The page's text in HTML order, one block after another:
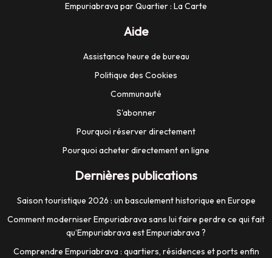
Empuriabrava par Quartier : La Carte
Aide
Assistance heure de bureau
Politique des Cookies
Communauté
S'abonner
Pourquoi réserver directement
Pourquoi acheter directement en ligne
Dernières publications
Saison touristique 2026 : un basculement historique en Europe
Comment moderniser Empuriabrava sans lui faire perdre ce qui fait
qu’Empuriabrava est Empuriabrava ?
Comprendre Empuriabrava : quartiers, résidences et ports enfin